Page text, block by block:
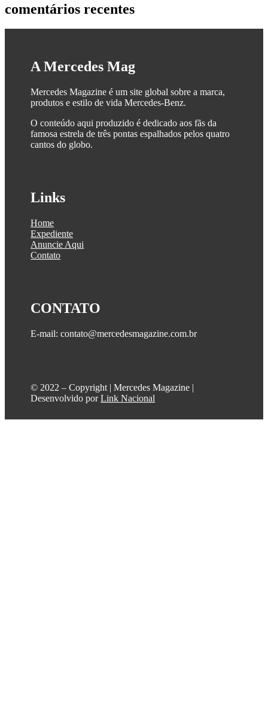
comentários recentes
A Mercedes Mag
Mercedes Magazine é um site global sobre a marca,
produtos e estilo de vida Mercedes-Benz.
O conteúdo aqui produzido é dedicado aos fãs da
famosa estrela de três pontas espalhados pelos quatro
cantos do globo.
Links
Home
Expediente
Anuncie Aqui
Contato
CONTATO
E-mail: contato@mercedesmagazine.com.br
©️ 2022 – Copyright | Mercedes Magazine |
Desenvolvido porLink Nacional